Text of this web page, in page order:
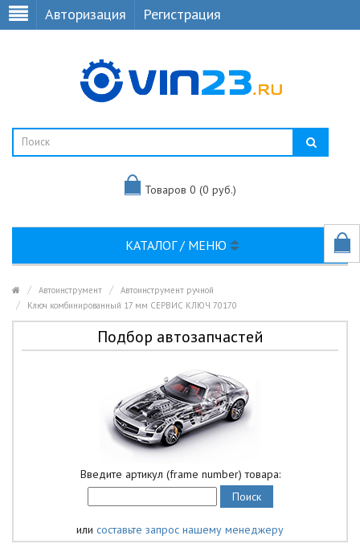
Авторизация Регистрация
Товаров 0 (0 руб.)
КАТАЛОГ / МЕНЮ
Автоинструмент
Автоинструмент ручной
Ключ комбинированный 17 мм СЕРВИС КЛЮЧ 70170
Подбор автозапчастей
Введите артикул (frame number) товара:
или составьте запрос нашему менеджеру